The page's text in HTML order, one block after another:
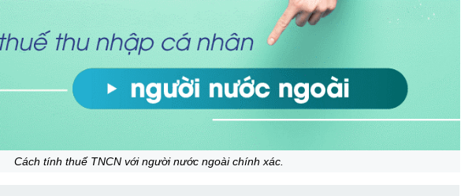
Cách tính thuế TNCN với người nước ngoài chính xác.